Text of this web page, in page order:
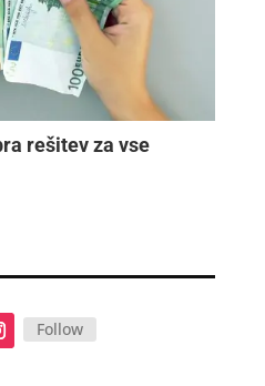
rešitev za vse
Follow